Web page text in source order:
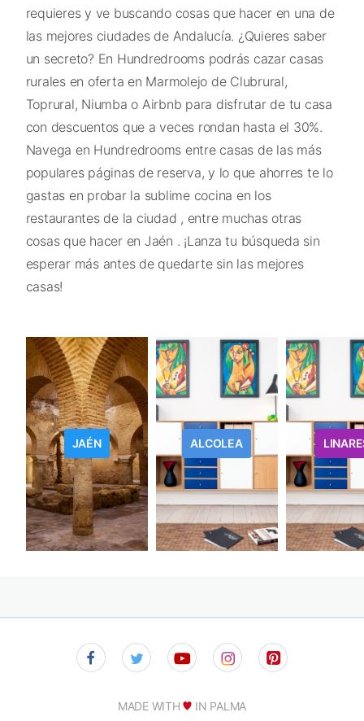
requieres y ve buscando cosas que hacer en una de
las mejores ciudades de Andalucía. ¿Quieres saber
un secreto? En Hundredrooms podrás cazar casas
rurales en oferta en Marmolejo de Clubrural,
Toprural, Niumba o Airbnb para disfrutar de tu casa
con descuentos que a veces rondan hasta el 30%.
Navega en Hundredrooms entre casas de las más
populares páginas de reserva, y lo que ahorres te lo
gastas en probar la sublime cocina en los
restaurantes de la ciudad , entre muchas otras
cosas que hacer en Jaén . ¡Lanza tu búsqueda sin
esperar más antes de quedarte sin las mejores
casas!
JAÉN ALCOLEA
MADE WITH IN PALMA